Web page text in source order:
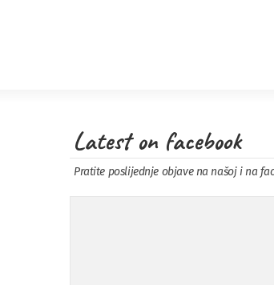
Latest on facebook
Pratite poslijednje objave na našoj i na